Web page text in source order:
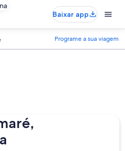
Baixar app
Programe a sua viagem